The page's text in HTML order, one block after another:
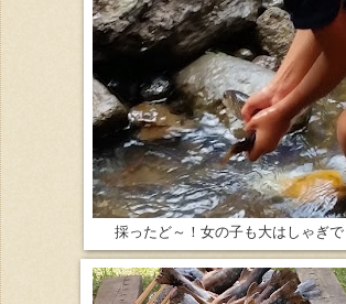
採ったど～！女の子も大はしゃぎで